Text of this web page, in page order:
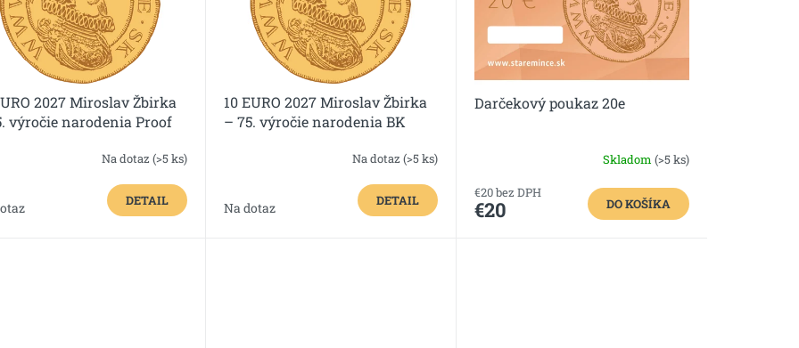
2027 Miroslav Žbirka
výročie narodenia Proof
Na dotaz (>5 ks)
DETAIL
10 EURO 2027 Miroslav Žbirka
– 75. výročie narodenia BK
Na dotaz (>5 ks)
Na dotaz DETAIL
Darčekový poukaz 20e
Skladom (>5 ks)
€20 bez DPH
€20 DO KOŠÍKA